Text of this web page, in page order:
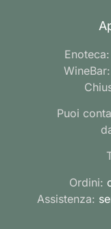
Puoi
Ordini:
Assistenza: